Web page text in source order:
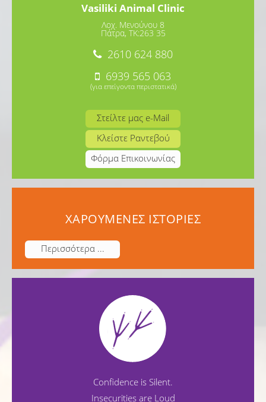
Vasiliki Animal Clinic
Λοχ. Μενούνου 8
Πάτρα, TK:263 35
2610 624 880
6939 565 063
(για επείγοντα περιστατικά)
Στείλτε μας e-Mail
Κλείστε Ραντεβού
Φόρμα Επικοινωνίας
ΧΑΡΟΥΜΕΝΕΣ ΙΣΤΟΡΙΕΣ
Περισσότερα ...
Confidence is Silent.
Insecurities are Loud